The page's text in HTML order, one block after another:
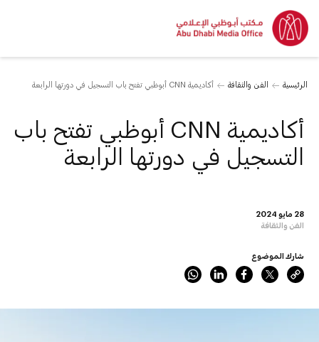
الرئيسية الفن والثقافة أكاديمية CNN أبوظبي تفتح باب التسجيل في دورتها الرابعة
28 مايو 2024
الفن والثقافة
أكاديمية CNN أبوظبي تفتح باب
التسجيل في دورتها الرابعة
شارك الموضوع